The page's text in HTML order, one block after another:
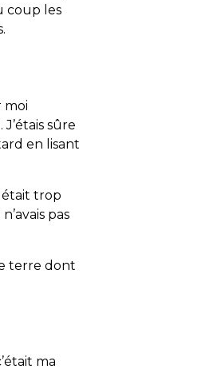
coup les
moi
sûre
en lisant
était trop
pas
terre dont
ma